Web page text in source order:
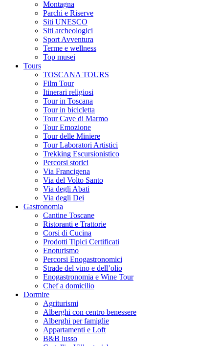
Montagna
Parchi e Riserve
Siti UNESCO
Siti archeologici
Sport Avventura
Terme e wellness
Top musei
Tours
TOSCANA TOURS
Film Tour
Itinerari religiosi
Tour in Toscana
Tour in bicicletta
Tour Cave di Marmo
Tour Emozione
Tour delle Miniere
Tour Laboratori Artistici
Trekking Escursionistico
Percorsi storici
Via Francigena
Via del Volto Santo
Via degli Abati
Via degli Dei
Gastronomia
Cantine Toscane
Ristoranti e Trattorie
Corsi di Cucina
Prodotti Tipici Certificati
Enoturismo
Percorsi Enogastronomici
Strade del vino e dell’olio
Enogastronomia e Wine Tour
Chef a domicilio
Dormire
Agriturismi
Alberghi con centro benessere
Alberghi per famiglie
Appartamenti e Loft
B&B lusso